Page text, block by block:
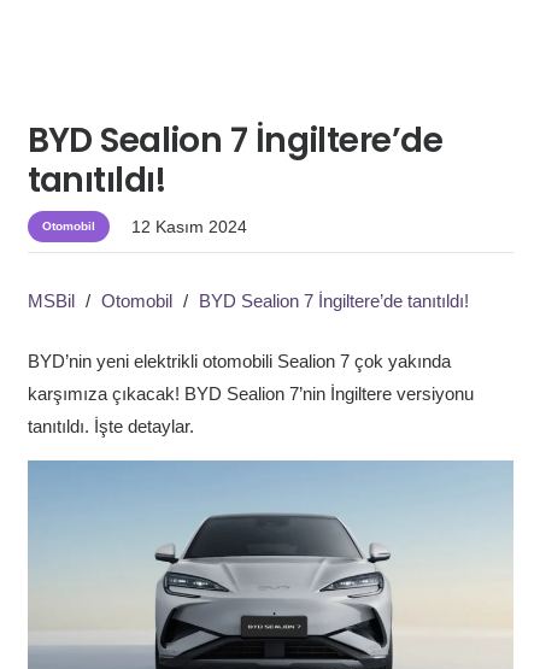
BYD Sealion 7 İngiltere’de
tanıtıldı!
Otomobil 12 Kasım 2024
MSBil / Otomobil / BYD Sealion 7 İngiltere’de tanıtıldı!
BYD’nin yeni elektrikli otomobili Sealion 7 çok yakında
karşımıza çıkacak! BYD Sealion 7’nin İngiltere versiyonu
tanıtıldı. İşte detaylar.